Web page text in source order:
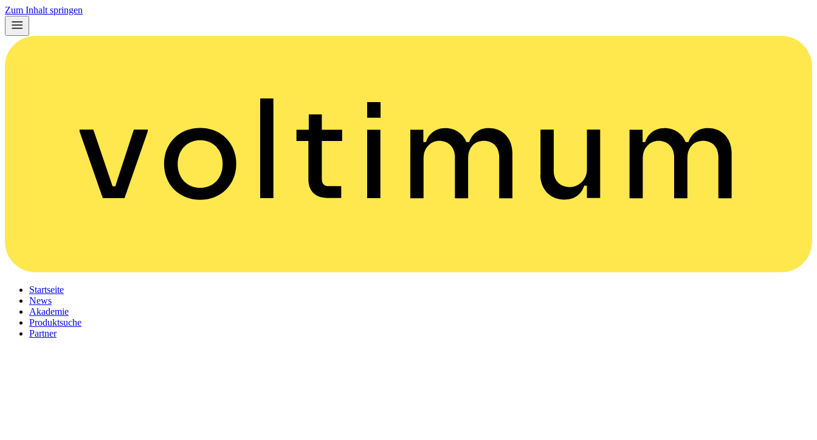
Zum Inhalt springen
Startseite
News
Akademie
Produktsuche
Partner